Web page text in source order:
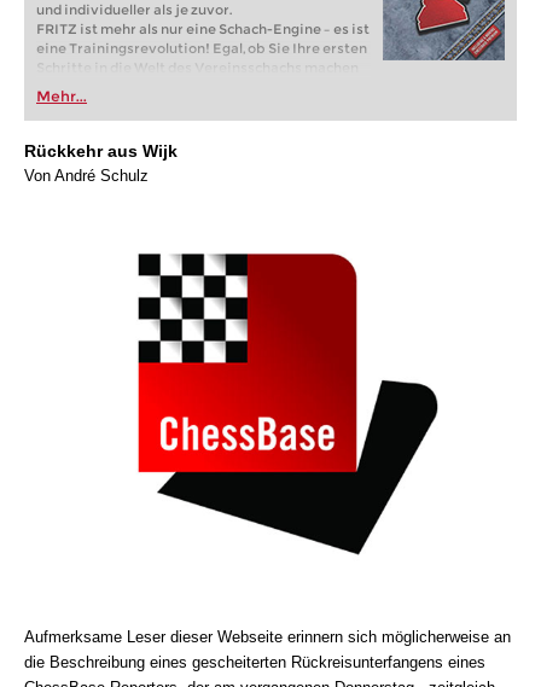
und individueller als je zuvor.
FRITZ ist mehr als nur eine Schach-Engine – es ist
eine Trainingsrevolution! Egal, ob Sie Ihre ersten
Schritte in die Welt des Vereinsschachs machen
oder bereits auf Turnierniveau spielen: Mit
FRITZ trainieren Sie effizienter, intelligenter und
individueller als je zuvor.
Mehr...
Rückkehr aus Wijk
Von André Schulz
Aufmerksame Leser dieser Webseite erinnern sich möglicherweise an
die Beschreibung eines gescheiterten Rückreisunterfangens eines